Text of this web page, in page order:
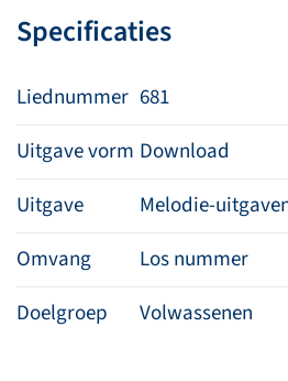
Specificaties
Liednummer 681
Uitgave vorm Download
Uitgave
Melodie-
Omvang
Los nummer
Doelgroep
Volwassenen